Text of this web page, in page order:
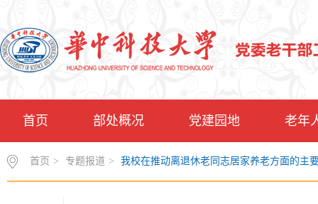
首页 部处概况 党建园地 老年
首页 > 专题报道 > 我校在推动离退休老同志居家养老方面的主